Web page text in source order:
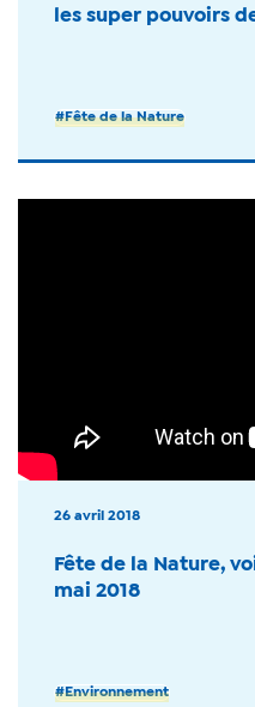
les super pouvoirs
#Fête de la Nature
26 avril 2018
Fête de la Nature,
mai 2018
#Environnement